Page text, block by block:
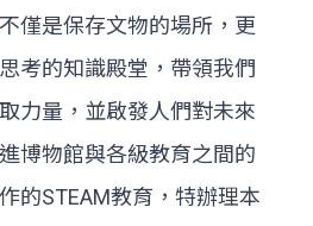
僅是保存文物的場所，更
考的知識殿堂，帶領我們
力量，並啟發人們對未來
博物館與各級教育之間的
的STEAM教育，特辦理本